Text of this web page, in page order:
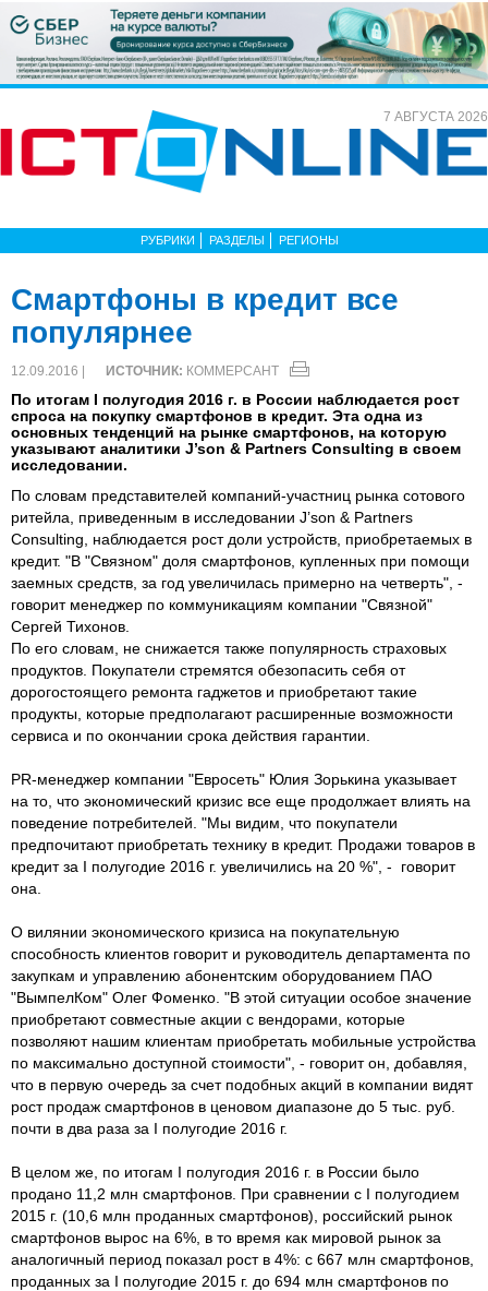
7 АВГУСТА 2026
РУБРИКИ РАЗДЕЛЫ РЕГИОНЫ
Смартфоны в кредит все
популярнее
12.09.2016 | ИСТОЧНИК: КОММЕРСАНТ
По итогам I полугодия 2016 г. в России наблюдается рост
спроса на покупку смартфонов в кредит. Эта одна из
основных тенденций на рынке смартфонов, на которую
указывают аналитики J’son & Partners Consulting в своем
исследовании.
По словам представителей компаний-участниц рынка сотового
ритейла, приведенным в исследовании J’son & Partners
Consulting, наблюдается рост доли устройств, приобретаемых в
кредит. "В "Связном" доля смартфонов, купленных при помощи
заемных средств, за год увеличилась примерно на четверть", -
говорит менеджер по коммуникациям компании "Связной"
Сергей Тихонов.
По его словам, не снижается также популярность страховых
продуктов. Покупатели стремятся обезопасить себя от
дорогостоящего ремонта гаджетов и приобретают такие
продукты, которые предполагают расширенные возможности
сервиса и по окончании срока действия гарантии.
PR-менеджер компании "Евросеть" Юлия Зорькина указывает
на то, что экономический кризис все еще продолжает влиять на
поведение потребителей. "Мы видим, что покупатели
предпочитают приобретать технику в кредит. Продажи товаров в
кредит за I полугодие 2016 г. увеличились на 20 %", - говорит
она.
О вилянии экономического кризиса на покупательную
способность клиентов говорит и руководитель департамента по
закупкам и управлению абонентским оборудованием ПАО
"ВымпелКом" Олег Фоменко. "В этой ситуации особое значение
приобретают совместные акции с вендорами, которые
позволяют нашим клиентам приобретать мобильные устройства
по максимально доступной стоимости", - говорит он, добавляя,
что в первую очередь за счет подобных акций в компании видят
рост продаж смартфонов в ценовом диапазоне до 5 тыс. руб.
почти в два раза за I полугодие 2016 г.
В целом же, по итогам I полугодия 2016 г. в России было
продано 11,2 млн смартфонов. При сравнении с I полугодием
2015 г. (10,6 млн проданных смартфонов), российский рынок
смартфонов вырос на 6%, в то время как мировой рынок за
аналогичный период показал рост в 4%: с 667 млн смартфонов,
проданных за I полугодие 2015 г. до 694 млн смартфонов по